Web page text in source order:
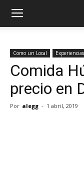
Como un Local Experiencias
Comida
precio en
Por alegg - 1 abril, 2019